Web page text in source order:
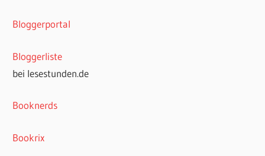
Bloggerportal
Bloggerliste
bei lesestunden.de
Booknerds
Bookrix